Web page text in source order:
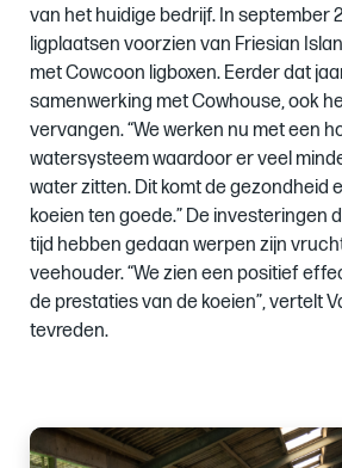
van het huidige bedrijf. In september
ligplaatsen voorzien van Friesian
met Cowcoon ligboxen. Eerder dat
samenwerking met Cowhouse, ook
vervangen. “We werken nu met een
watersysteem waardoor er veel
water zitten. Dit komt de gezondheid
koeien ten goede.” De investeringen
tijd hebben gedaan werpen zijn
veehouder. “We zien een positief
de prestaties van de koeien”, vertelt
tevreden.
Images